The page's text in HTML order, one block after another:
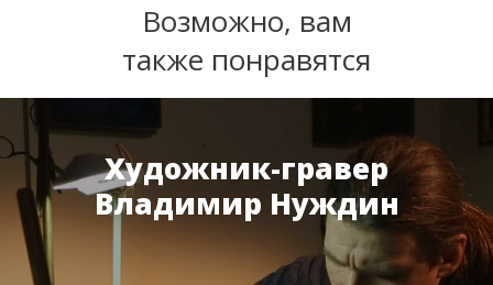
Возможно, вам
также понравятся
Художник-гравер
Владимир Нуждин